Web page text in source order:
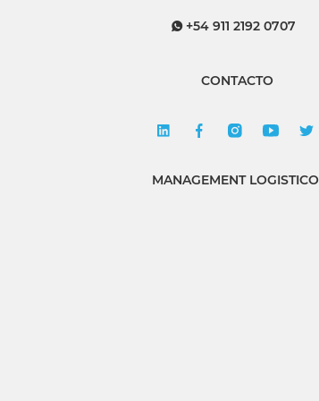
+54 911 2192 0707
CONTACTO
MANAGEMENT LOGISTICO